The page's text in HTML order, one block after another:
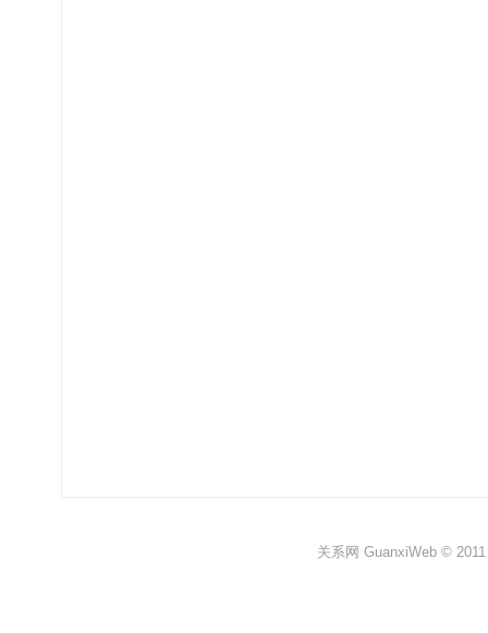
关系网 GuanxiWeb ©